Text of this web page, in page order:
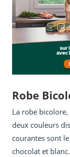
Robe
La robe
deux couleurs
courantes sont
chocolat et